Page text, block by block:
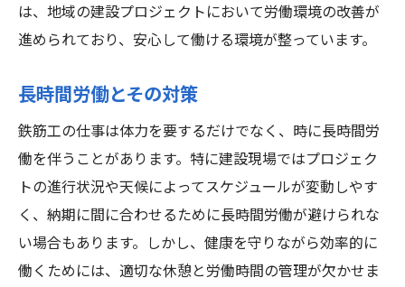
は、地域の建設プロジェクトにおいて労働環境の改善が
進められており、安心して働ける環境が整っています。
長時間労働とその対策
鉄筋工の仕事は体力を要するだけでなく、時に長時間労
働を伴うことがあります。特に建設現場ではプロジェク
トの進行状況や天候によってスケジュールが変動しやす
く、納期に間に合わせるために長時間労働が避けられな
い場合もあります。しかし、健康を守りながら効率的に
働くためには、適切な休憩と労働時間の管理が欠かせま